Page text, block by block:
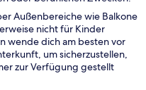
Außenbereiche wie Balkone
nicht für Kinder
wende dich am besten vor
um sicherzustellen,
zur Verfügung gestellt